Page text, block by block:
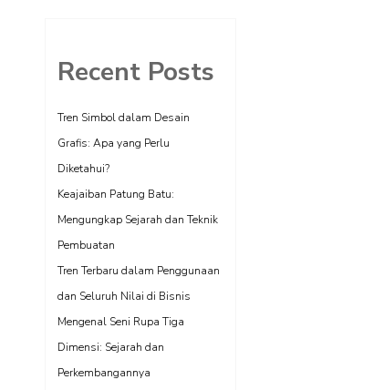
Recent Posts
Tren Simbol dalam Desain
Grafis: Apa yang Perlu
Diketahui?
Keajaiban Patung Batu:
Mengungkap Sejarah dan Teknik
Pembuatan
Tren Terbaru dalam Penggunaan
dan Seluruh Nilai di Bisnis
Mengenal Seni Rupa Tiga
Dimensi: Sejarah dan
Perkembangannya